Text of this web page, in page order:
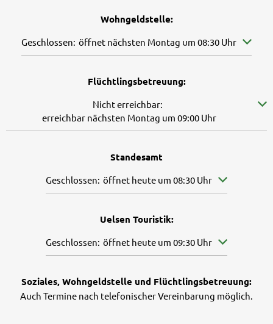
Wohngeldstelle:
Klicken, um weitere Öffnungs- oder Schließzeiten
Geschlossen: öffnet nächsten Montag um 08:30 Uhr
Flüchtlingsbetreuung:
Klicken, um weitere Erreichbarkeiten auszublenden
Nicht erreichbar:
erreichbar nächsten Montag um 09:00 Uhr
Standesamt
Klicken, um weitere Öffnungs- oder Schließzeiten
Geschlossen: öffnet heute um 08:30 Uhr
Uelsen Touristik:
Klicken, um weitere Öffnungs- oder Schließzeiten
Geschlossen: öffnet heute um 09:30 Uhr
Soziales, Wohngeldstelle und Flüchtlingsbetreuung:
Auch Termine nach telefonischer Vereinbarung möglich.